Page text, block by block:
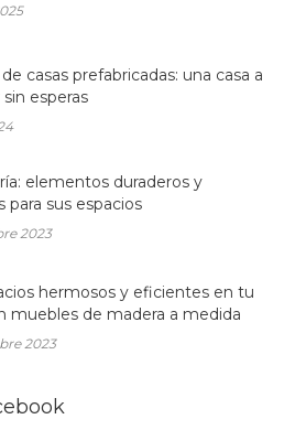
casas prefabricadas: una casa a
esperas
elementos duraderos y
para sus espacios
2023
hermosos y eficientes en tu
muebles de madera a medida
2023